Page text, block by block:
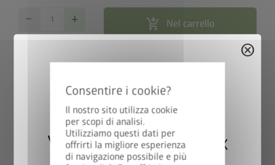
Il nostro sito utilizza cookie
per scopi di analisi.
Utilizziamo questi dati per
offrirti la migliore esperienza
di navigazione possibile e più
remove add add_shopping_cart Nel carrello
local_shipping
Consegna gratuita in 15 giorni
lavorativi
Perfetto per terreni solidi
cancel
Vincete una StyleBox